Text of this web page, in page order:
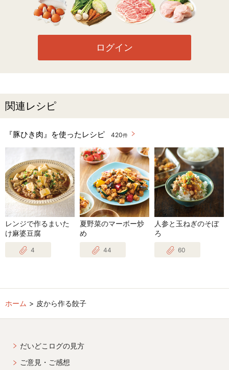
ログイン
関連レシピ
『豚ひき肉』を使ったレシピ 420件
レンジで作るまいた
け麻婆豆腐
4
夏野菜のマーボー炒
め
44
人参と玉ねぎのそぼ
ろ
60
ホーム 皮から作る餃子
だいどこログの見方
ご意見・ご感想